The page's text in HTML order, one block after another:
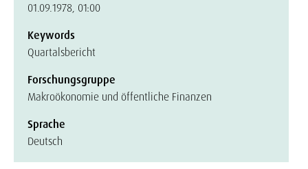
01.09.1978, 01:00
Keywords
Quartalsbericht
Forschungsgruppe
Makroökonomie und öffentliche Finanzen
Sprache
Deutsch